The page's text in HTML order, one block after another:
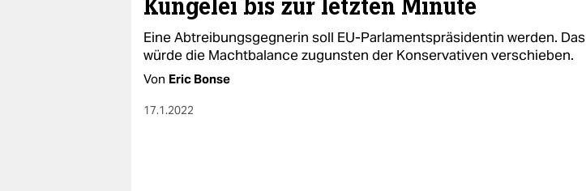
Kungelei bis zur letzten Minute
Eine Abtreibungsgegnerin soll EU-Parlamentspräsidentin werden. Das
würde die Machtbalance zugunsten der Konservativen verschieben.
Von Eric Bonse
17.1.2022